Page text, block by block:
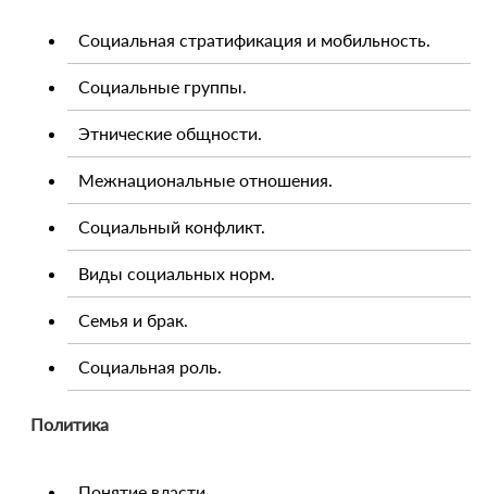
Социальная стратификация и мобильность.
Социальные группы.
Этнические общности.
Межнациональные отношения.
Социальный конфликт.
Виды социальных норм.
Семья и брак.
Социальная роль.
Политика